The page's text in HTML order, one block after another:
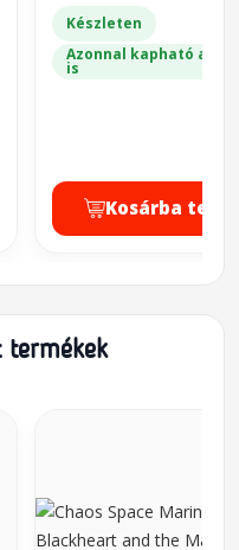
Készleten
Azonnal kapható a
is
Kosárba
termékek